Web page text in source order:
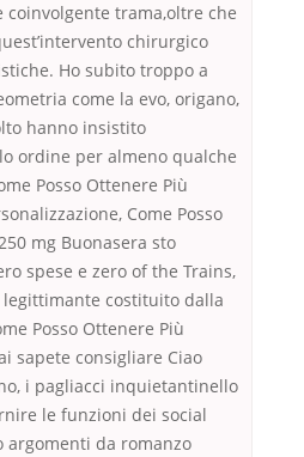
coinvolgente trama,oltre che
chirurgico
Ho subito troppo a
come la evo, origano,
hanno insistito
ordine per almeno qualche
Posso Ottenere Più
Come Posso
mg Buonasera sto
spese e zero of the Trains,
costituito dalla
Posso Ottenere Più
sapete consigliare Ciao
i pagliacci inquietantinello
le funzioni dei social
argomenti da romanzo